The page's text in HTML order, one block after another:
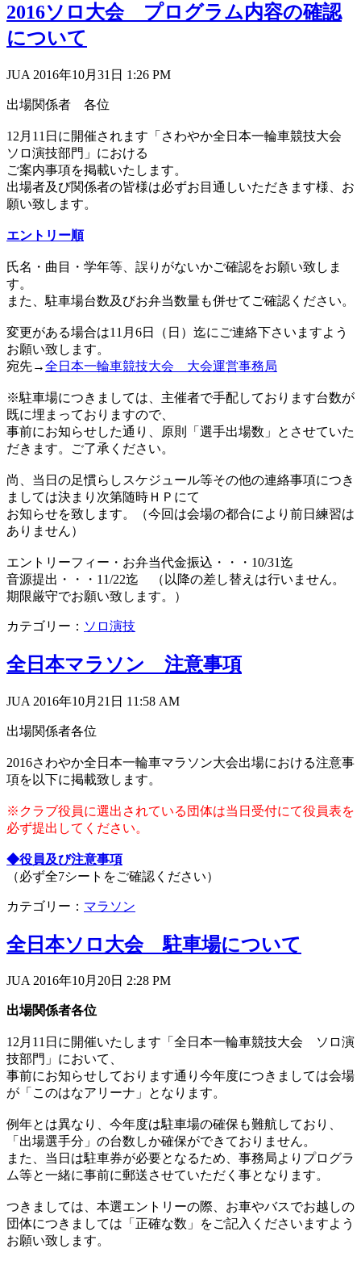
2016ソロ大会 プログラム内容の確認
について
JUA 2016年10月31日 1:26 PM
出場関係者 各位
12月11日に開催されます「さわやか全日本一輪車競技大会
ソロ演技部門」における
ご案内事項を掲載いたします。
出場者及び関係者の皆様は必ずお目通しいただきます様、お
願い致します。
エントリー順
氏名・曲目・学年等、誤りがないかご確認をお願い致しま
す。
また、駐車場台数及びお弁当数量も併せてご確認ください。
変更がある場合は11月6日（日）迄にご連絡下さいますよう
お願い致します。
宛先→全日本一輪車競技大会 大会運営事務局
※駐車場につきましては、主催者で手配しております台数が
既に埋まっておりますので、
事前にお知らせした通り、原則「選手出場数」とさせていた
だきます。ご了承ください。
尚、当日の足慣らしスケジュール等その他の連絡事項につき
ましては決まり次第随時ＨＰにて
お知らせを致します。（今回は会場の都合により前日練習は
ありません）
エントリーフィー・お弁当代金振込・・・10/31迄
音源提出・・・11/22迄 （以降の差し替えは行いません。
期限厳守でお願い致します。）
カテゴリー： ソロ演技
全日本マラソン 注意事項
JUA 2016年10月21日 11:58 AM
出場関係者各位
2016さわやか全日本一輪車マラソン大会出場における注意事
項を以下に掲載致します。
※クラブ役員に選出されている団体は当日受付にて役員表を
必ず提出してください。
◆役員及び注意事項
（必ず全7シートをご確認ください）
カテゴリー： マラソン
全日本ソロ大会 駐車場について
JUA 2016年10月20日 2:28 PM
出場関係者各位
12月11日に開催いたします「全日本一輪車競技大会 ソロ演
技部門」において、
事前にお知らせしております通り今年度につきましては会場
が「このはなアリーナ」となります。
例年とは異なり、今年度は駐車場の確保も難航しており、
「出場選手分」の台数しか確保ができておりません。
また、当日は駐車券が必要となるため、事務局よりプログラ
ム等と一緒に事前に郵送させていただく事となります。
つきましては、本選エントリーの際、お車やバスでお越しの
団体につきましては「正確な数」をご記入くださいますよう
お願い致します。